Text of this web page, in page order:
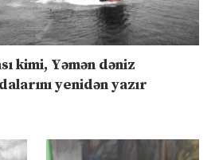
kimi, Yəmən dəniz
yenidən yazır